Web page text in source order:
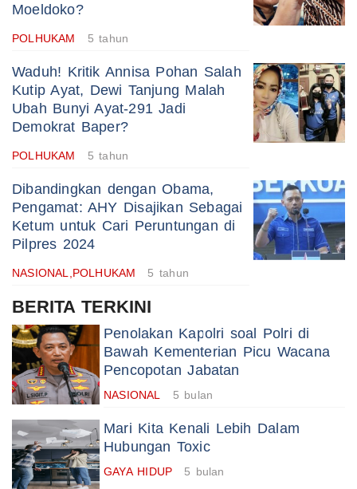
Moeldoko?
POLHUKAM 5 tahun
Waduh! Kritik Annisa Pohan Salah
Kutip Ayat, Dewi Tanjung Malah
Ubah Bunyi Ayat-291 Jadi
Demokrat Baper?
POLHUKAM 5 tahun
Dibandingkan dengan Obama,
Pengamat: AHY Disajikan Sebagai
Ketum untuk Cari Peruntungan di
Pilpres 2024
NASIONAL,POLHUKAM 5 tahun
BERITA TERKINI
Penolakan Kapolri soal Polri di
Bawah Kementerian Picu Wacana
Pencopotan Jabatan
NASIONAL 5 bulan
Mari Kita Kenali Lebih Dalam
Hubungan Toxic
GAYA HIDUP 5 bulan